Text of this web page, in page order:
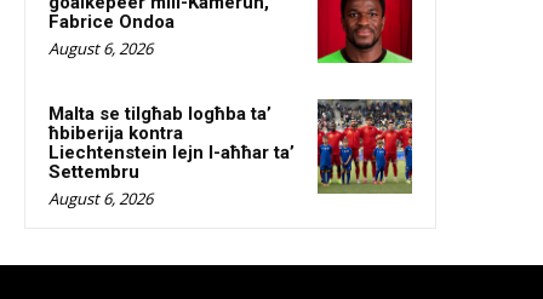
Fabrice Ondoa
August 6, 2026
Malta se tilgħab logħba ta’
ħbiberija kontra
Liechtenstein lejn l-aħħar ta’
Settembru
August 6, 2026